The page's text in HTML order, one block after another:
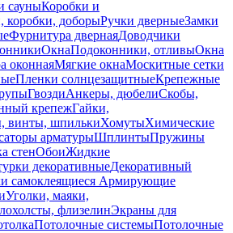
сауныКоробки и
коробки, доборыРучки дверныеЗамки
Фурнитура двернаяДоводчики
ОкнаПодоконники, отливыОкна
оконнаяМягкие окнаМоскитные сетки
Пленки солнцезащитныеКрепежные
ГвоздиАнкеры, дюбелиСкобы,
крепежГайки,
винты, шпилькиХомутыХимические
арматурыШплинтыПружины
стенОбоиЖидкие
декоративныеДекоративный
самоклеящиеся Армирующие
Уголки, маяки,
флизелинЭкраны для
Потолочные системыПотолочные